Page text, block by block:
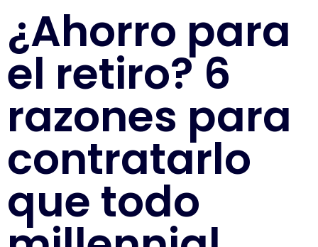
¿Ahorro para
el retiro? 6
razones para
contratarlo
que todo